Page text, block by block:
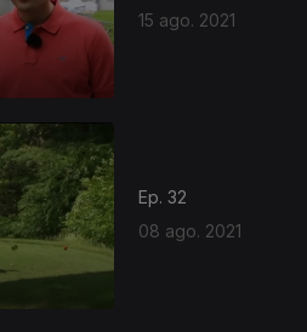
15 ago. 2021
Ep. 32
08 ago. 2021